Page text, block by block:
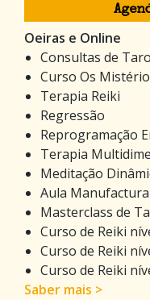
Oeiras e Online
Consultas de
Curso Os
Terapia Reiki
Regressão
Reprogramação
Terapia
Meditação
Aula
Masterclass de
Curso de Reiki
Curso de Reiki
Curso de Reiki
Saber mais >